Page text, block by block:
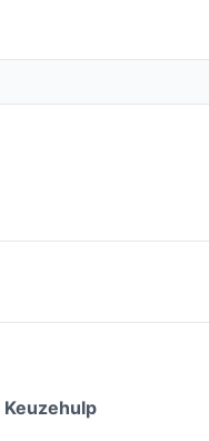
Keuzehulp